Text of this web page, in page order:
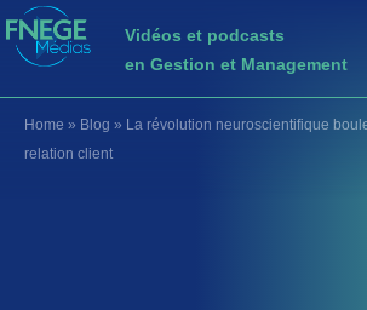
Vidéos et podcasts
en Gestion et Management
Home » Blog » La révolution neuroscientifique
relation client